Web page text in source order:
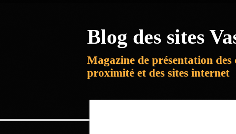
Blog des sites
Magazine de présentation des
proximité et des sites internet